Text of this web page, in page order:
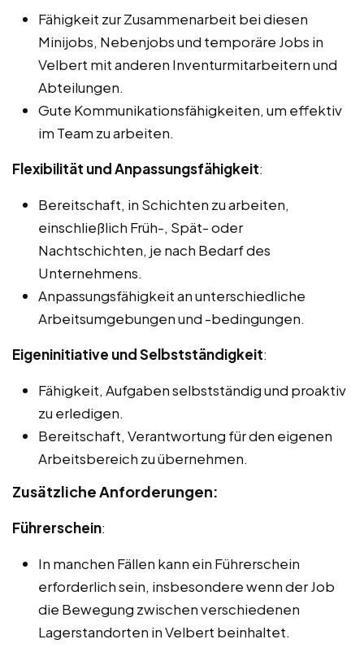
Fähigkeit zur Zusammenarbeit bei diesen
Minijobs, Nebenjobs und temporäre Jobs in
Velbert mit anderen Inventurmitarbeitern und
Abteilungen.
Gute Kommunikationsfähigkeiten, um effektiv
im Team zu arbeiten.
Flexibilität und Anpassungsfähigkeit:
Bereitschaft, in Schichten zu arbeiten,
einschließlich Früh-, Spät- oder
Nachtschichten, je nach Bedarf des
Unternehmens.
Anpassungsfähigkeit an unterschiedliche
Arbeitsumgebungen und -bedingungen.
Eigeninitiative und Selbstständigkeit:
Fähigkeit, Aufgaben selbstständig und proaktiv
zu erledigen.
Bereitschaft, Verantwortung für den eigenen
Arbeitsbereich zu übernehmen.
Zusätzliche Anforderungen:
Führerschein:
In manchen Fällen kann ein Führerschein
erforderlich sein, insbesondere wenn der Job
die Bewegung zwischen verschiedenen
Lagerstandorten in Velbert beinhaltet.